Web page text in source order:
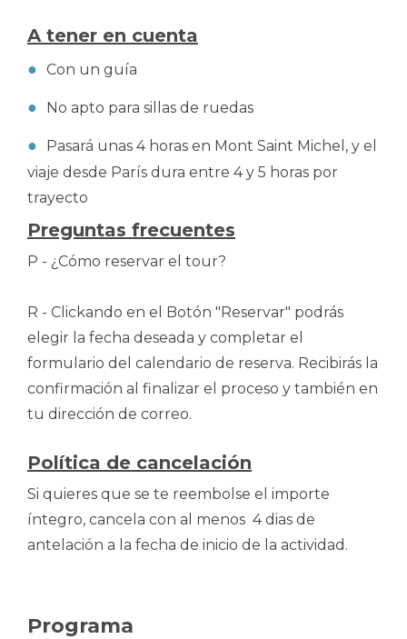
A tener en cuenta
Con un guía
No apto para sillas de ruedas
Pasará unas 4 horas en Mont Saint Michel, y el
viaje desde París dura entre 4 y 5 horas por
trayecto
Preguntas frecuentes
P - ¿Cómo reservar el tour?
R - Clickando en el Botón "Reservar" podrás
elegir la fecha deseada y completar el
formulario del calendario de reserva. Recibirás la
confirmación al finalizar el proceso y también en
tu dirección de correo.
Política de cancelación
Si quieres que se te reembolse el importe
íntegro, cancela con al menos 4 dias de
antelación a la fecha de inicio de la actividad.
Programa